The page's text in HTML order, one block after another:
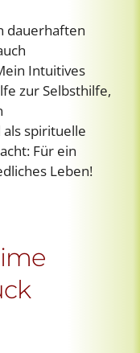
dauerhaften
Intuitives
zur Selbsthilfe,
spirituelle
Für ein
Leben!